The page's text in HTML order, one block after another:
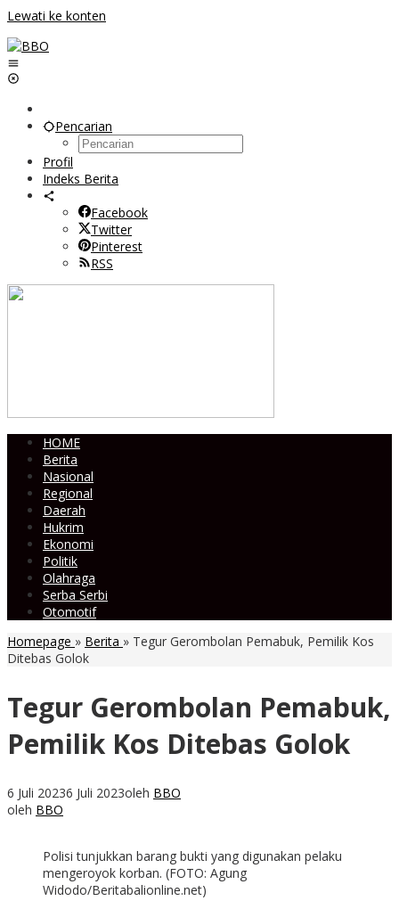
Lewati ke konten
Pencarian
Profil
Indeks Berita
Facebook
Twitter
Pinterest
RSS
HOME
Berita
Nasional
Regional
Daerah
Hukrim
Ekonomi
Politik
Olahraga
Serba Serbi
Otomotif
Homepage » Berita » Tegur Gerombolan Pemabuk, Pemilik Kos
Ditebas Golok
Tegur Gerombolan Pemabuk,
Pemilik Kos Ditebas Golok
6 Juli 20236 Juli 2023oleh BBO
oleh BBO
Polisi tunjukkan barang bukti yang digunakan pelaku
mengeroyok korban. (FOTO: Agung
Widodo/Beritabalionline.net)